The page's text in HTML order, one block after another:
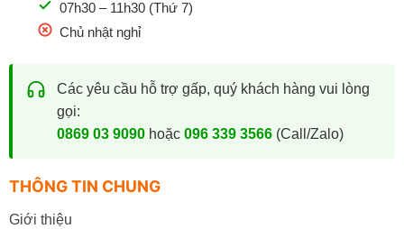
07h30 – 11h30 (Thứ 7)
Chủ nhật nghỉ
Các yêu cầu hỗ trợ gấp, quý khách hàng vui lòng
gọi:
0869 03 9090hoặc 096 339 3566(Call/Zalo)
THÔNG TIN CHUNG
Giới thiệu